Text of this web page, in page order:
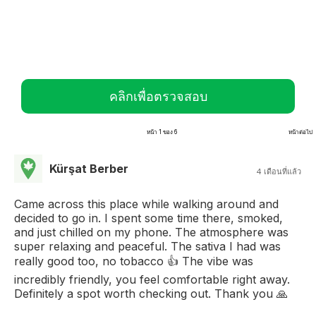
คลิกเพื่อตรวจสอบ
หน้า 1 ของ 6 หน้าต่อไป
Kürşat Berber 4 เดือนที่แล้ว
Came across this place while walking around and
decided to go in. I spent some time there, smoked,
and just chilled on my phone. The atmosphere was
super relaxing and peaceful. The sativa I had was
really good too, no tobacco 👍 The vibe was
incredibly friendly, you feel comfortable right away.
Definitely a spot worth checking out. Thank you 🙏